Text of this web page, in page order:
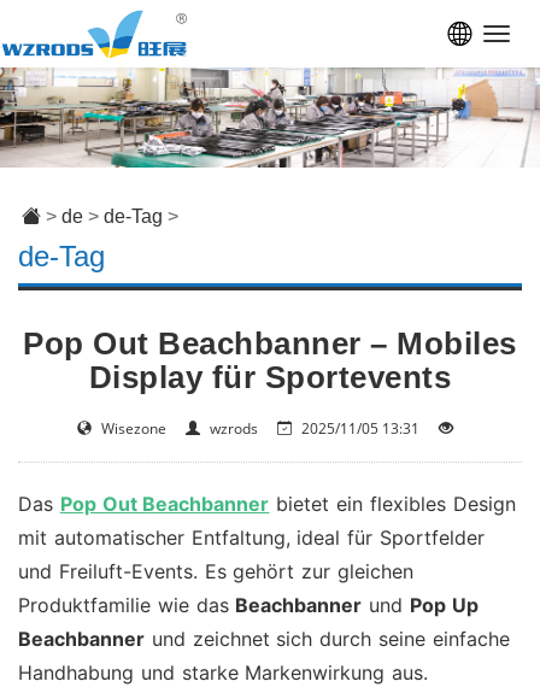
de-Tag
> de > de-Tag >
Pop Out Beachbanner – Mobiles
Display für Sportevents
Wisezone wzrods 2025/11/05 13:31
Das Pop Out Beachbanner bietet ein flexibles Design
mit automatischer Entfaltung, ideal für Sportfelder
und Freiluft-Events. Es gehört zur gleichen
Produktfamilie wie das Beachbanner und Pop Up
Beachbanner und zeichnet sich durch seine einfache
Handhabung und starke Markenwirkung aus.